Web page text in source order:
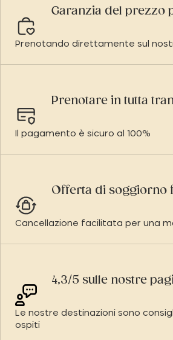
Garanzia del prezzo
Prenotando direttamente sul
Prenotare in tutta
Il pagamento è sicuro al 100%
Offerta di soggiorno
Cancellazione facilitata per una
4,3/5 sulle nostre
Le nostre destinazioni sono
ospiti